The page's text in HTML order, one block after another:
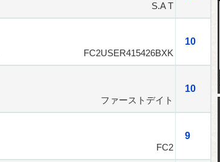
S.A T
10
FC2USER415426BXK
10
ファーストデイト
9
FC2